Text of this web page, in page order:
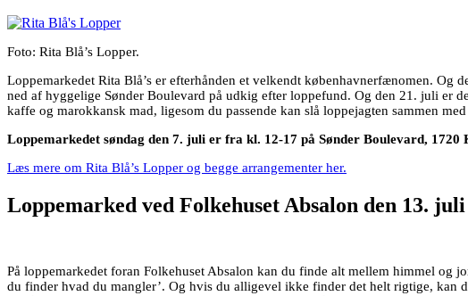
Foto: Rita Blå’s Lopper.
Loppemarkedet Rita Blå’s er efterhånden et velkendt københavnerfænomen.
ned af hyggelige Sønder Boulevard på udkig efter loppefund. Og den 21. juli er
kaffe og marokkansk mad, ligesom du passende kan slå loppejagten sammen
Loppemarkedet søndag den 7. juli er fra kl. 12-17 på Sønder Boulevard,
Læs mere om Rita Blå’s Lopper og begge arrangementer her.
Loppemarked ved Folkehuset Absalon den 13. juli
På loppemarkedet foran Folkehuset Absalon kan du finde alt mellem himmel og
du finder hvad du mangler’. Og hvis du alligevel ikke finder det helt rigtige,